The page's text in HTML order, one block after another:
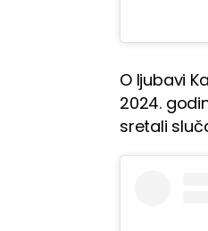
O ljubavi
2024.
sretali